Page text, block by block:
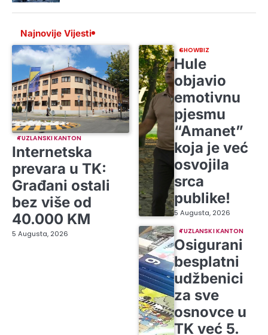
Najnovije Vijesti
TUZLANSKI KANTON
Internetska
prevara u TK:
Građani ostali
bez više od
40.000 KM
5 Augusta, 2026
SHOWBIZ
Hule
objavio
emotivnu
pjesmu
“Amanet”
koja je već
osvojila
srca
publike!
5 Augusta, 2026
TUZLANSKI KANTON
Osigurani
besplatni
udžbenici
za sve
osnovce u
TK već 5.